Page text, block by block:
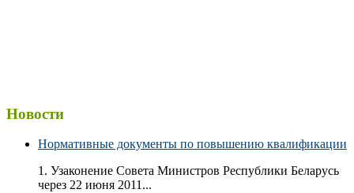
Новости
Нормативные документы по повышению квалификации
1. Узаконение Совета Министров Республики Беларусь
через 22 июня 2011...